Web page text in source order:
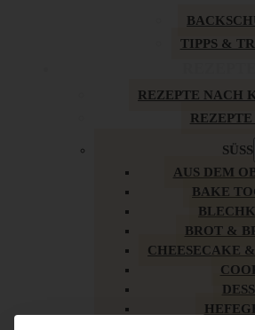
TIPPS &
REZEPTE NACH
REZEPTE
SÜSS
AUS DEM
BAKE
BROT &
CHEESECAKE